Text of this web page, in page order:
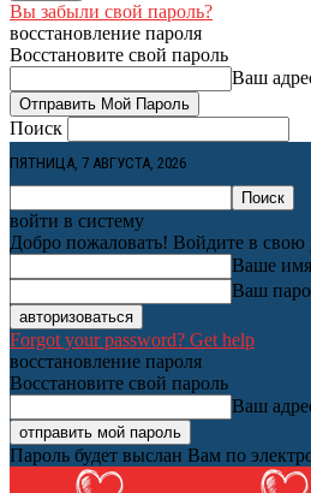
Вы забыли свой пароль?
восстановление пароля
Восстановите свой пароль
Ваш
Поиск
ПЯТНИЦА, 7 АВГУСТА, 2026
войти в систему
Добро пожаловать! Войдите в свою
Ваше имя
Ваш
Forgot your password? Get help
восстановление пароля
Восстановите свой пароль
Ваш
Пароль будет выслан Вам по